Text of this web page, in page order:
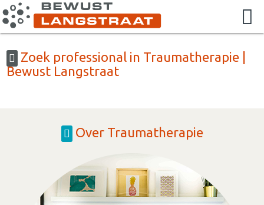
Zoek professional in Traumatherapie |
Bewust Langstraat
Over Traumatherapie